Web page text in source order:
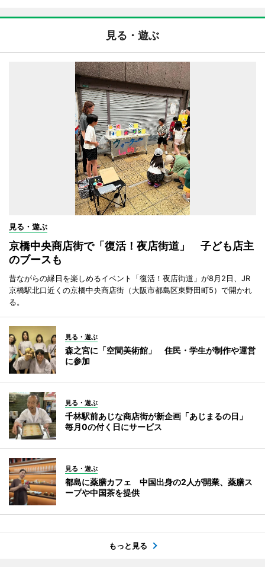
見る・遊ぶ
見る・遊ぶ
京橋中央商店街で「復活！夜店街道」 子ども店主
のブースも
昔ながらの縁日を楽しめるイベント「復活！夜店街道」が8月2日、JR
京橋駅北口近くの京橋中央商店街（大阪市都島区東野田町5）で開かれ
る。
見る・遊ぶ
森之宮に「空間美術館」 住民・学生が制作や運営
に参加
見る・遊ぶ
千林駅前あじな商店街が新企画「あじまるの日」
毎月0の付く日にサービス
見る・遊ぶ
都島に薬膳カフェ 中国出身の2人が開業、薬膳ス
ープや中国茶を提供
もっと見る